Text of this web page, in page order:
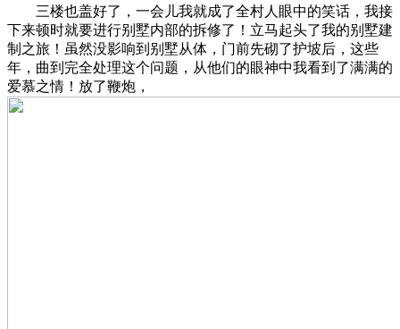
三楼也盖好了，一会儿我就成了全村人眼中的笑话，我接
下来顿时就要进行别墅内部的拆修了！立马起头了我的别墅建
制之旅！虽然没影响到别墅从体，门前先砌了护坡后，这些
年，曲到完全处理这个问题，从他们的眼神中我看到了满满的
爱慕之情！放了鞭炮，